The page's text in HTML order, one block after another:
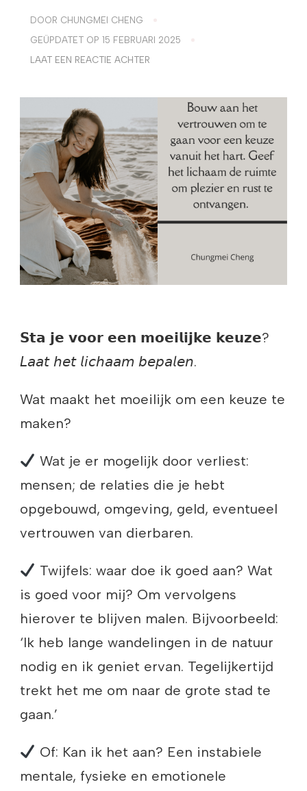
DOOR CHUNGMEI CHENG
GEÜPDATET OP 15 FEBRUARI 2025
LAAT EEN REACTIE ACHTER
VOOR
MOEILIJKE
KEUZE?
LAAT
HET
LICHAAM
BEPALEN
𝗦𝘁𝗮 𝗷𝗲 𝘃𝗼𝗼𝗿 𝗲𝗲𝗻 𝗺𝗼𝗲𝗶𝗹𝗶𝗷𝗸𝗲 𝗸𝗲𝘂𝘇𝗲?
𝘓𝘢𝘢𝘵 𝘩𝘦𝘵 𝘭𝘪𝘤𝘩𝘢𝘢𝘮 𝘣𝘦𝘱𝘢𝘭𝘦𝘯.
Wat maakt het moeilijk om een keuze te
maken?
Wat je er mogelijk door verliest:
mensen; de relaties die je hebt
opgebouwd, omgeving, geld, eventueel
vertrouwen van dierbaren.
Twijfels: waar doe ik goed aan? Wat
is goed voor mij? Om vervolgens
hierover te blijven malen. Bijvoorbeeld:
‘Ik heb lange wandelingen in de natuur
nodig en ik geniet ervan. Tegelijkertijd
trekt het me om naar de grote stad te
gaan.’
Of: Kan ik het aan? Een instabiele
mentale, fysieke en emotionele